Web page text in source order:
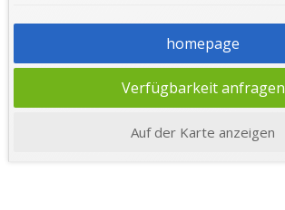
homepage
Verfügbarkeit anfragen
Auf der Karte anzeigen